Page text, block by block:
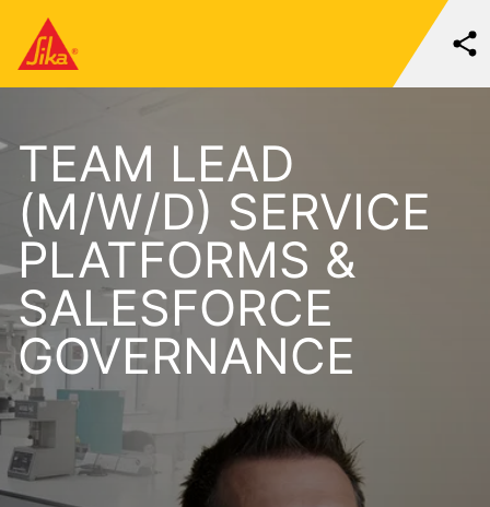
TEAM LEAD
(M/W/D) SERVICE
PLATFORMS &
SALESFORCE
GOVERNANCE